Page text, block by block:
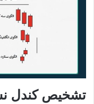
تشخیص کندل